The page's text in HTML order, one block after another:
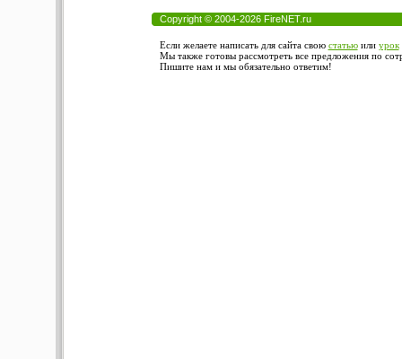
Copyright © 2004-2026 FireNET.ru
Если желаете написать для сайта свою статьюили урок
Мы также готовы рассмотреть все предложения по
Пишите нам и мы обязательно ответим!